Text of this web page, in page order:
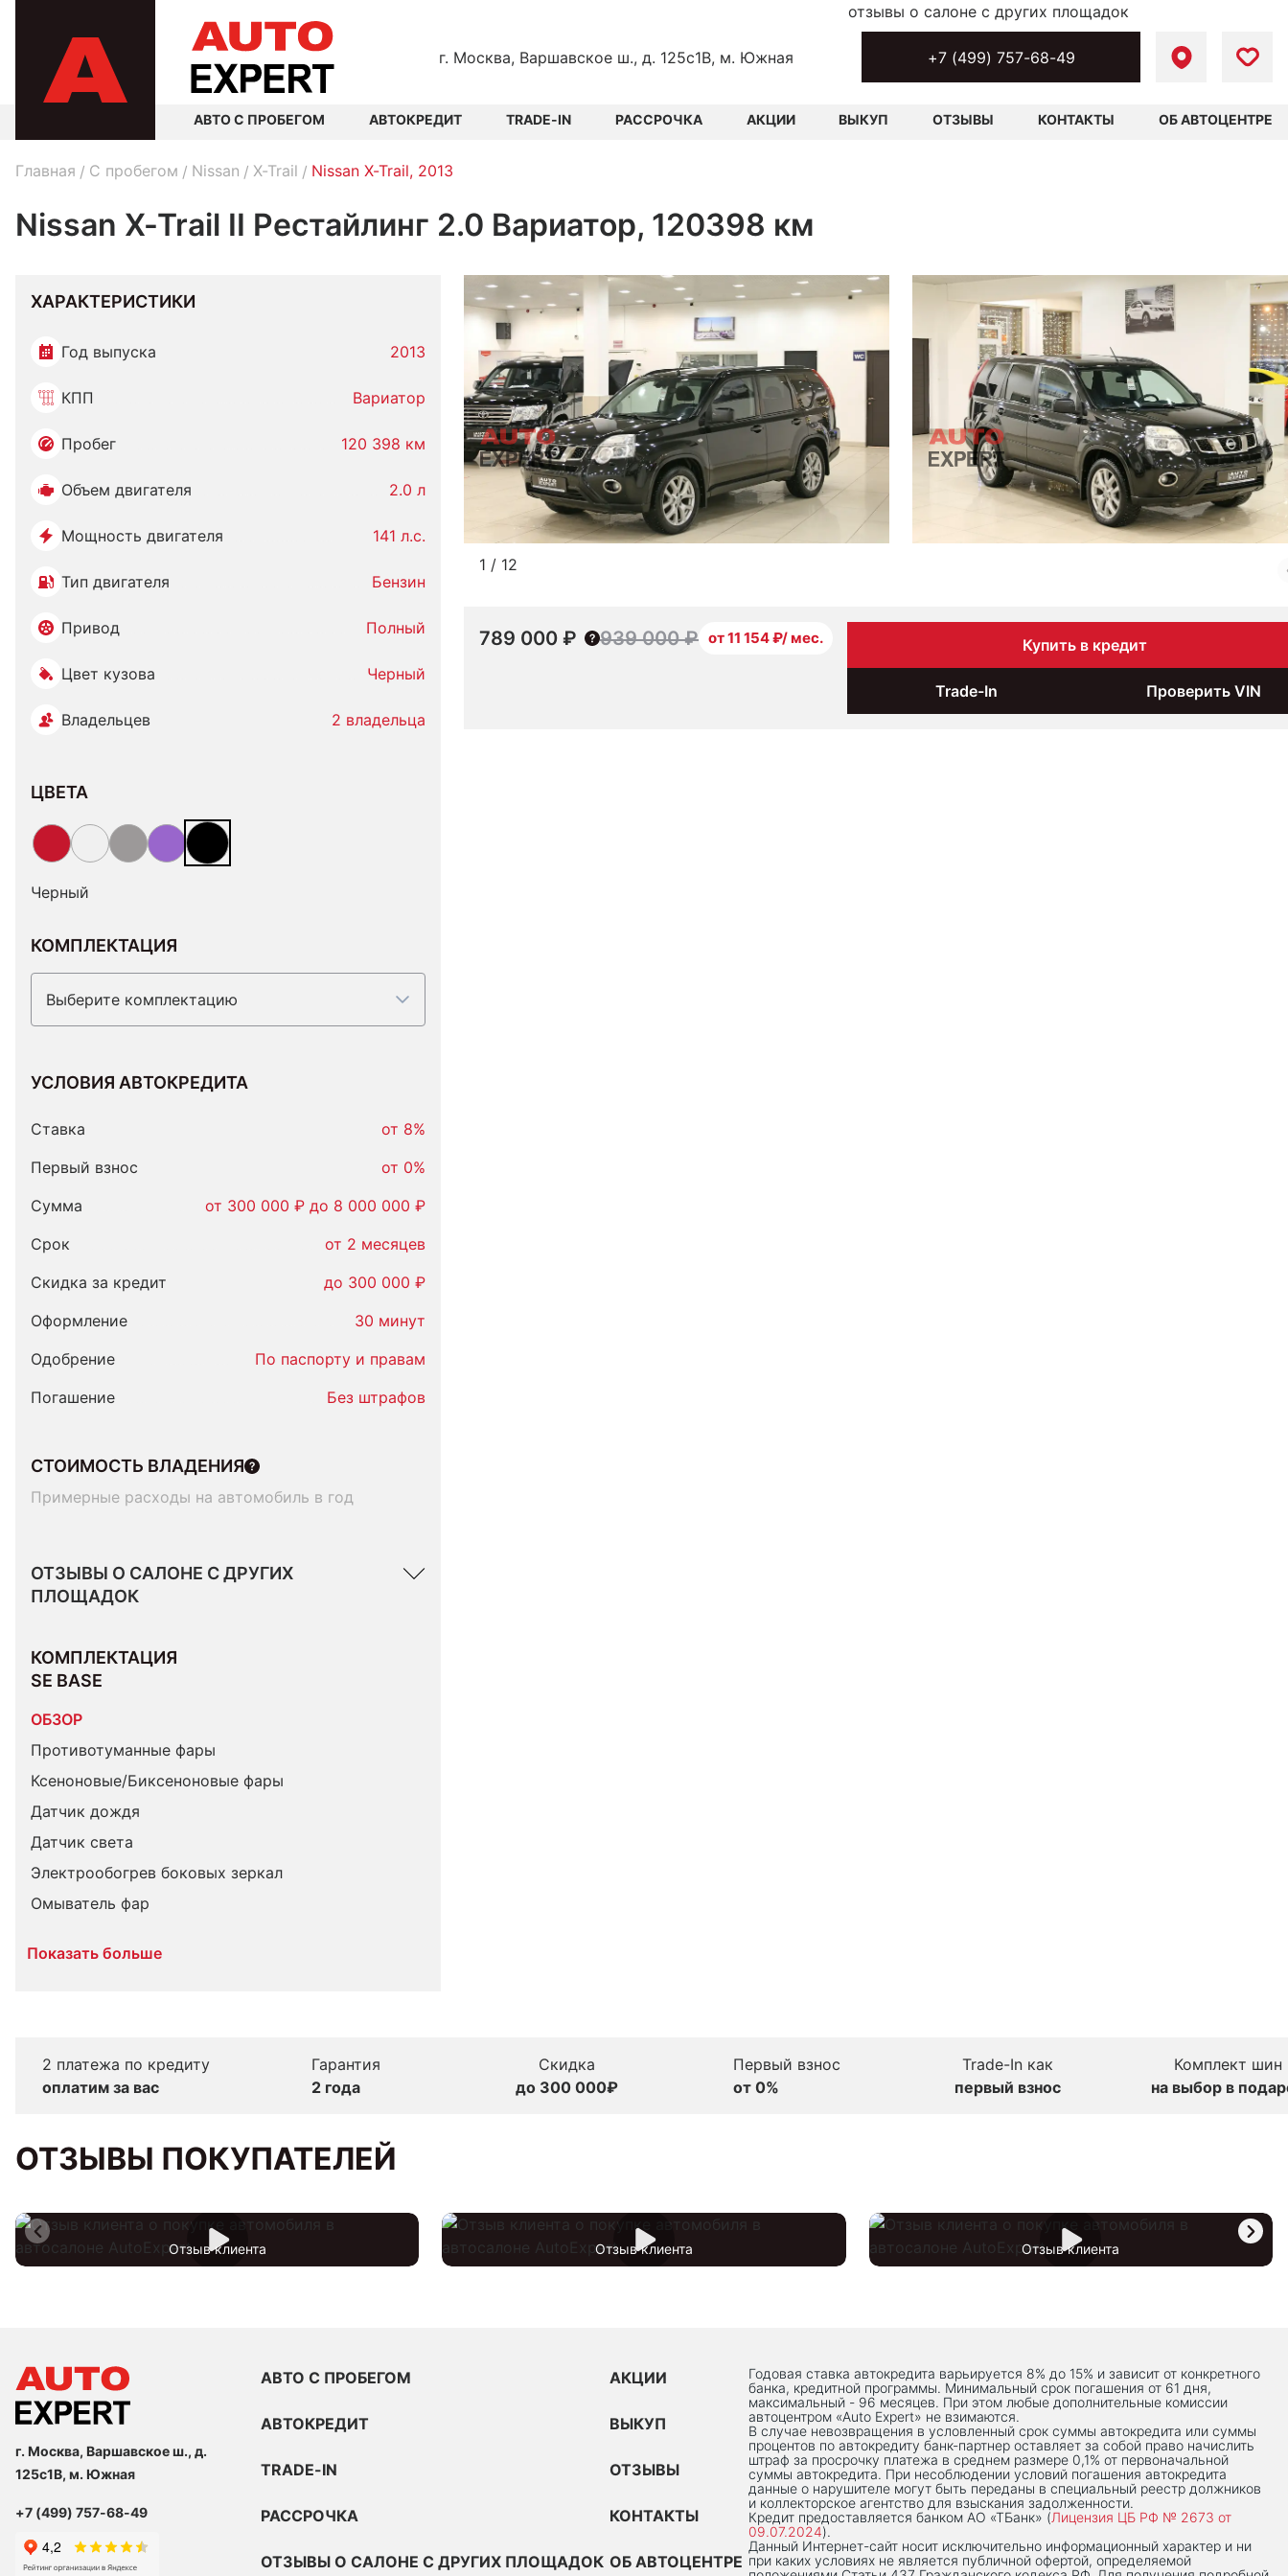
г. Москва, Варшавское ш., д. 125с1В, м. Южная +7 (499) 757-68-49
АВТО С ПРОБЕГОМ АВТОКРЕДИТ TRADE-IN РАССРОЧКА АКЦИИ ВЫКУП ОТЗЫВЫ КОНТАКТЫ ОБ АВТОЦЕНТРЕ
отзывы о салоне с других площадок
Главная C пробегом Nissan X-Trail Nissan X-Trail, 2013
Nissan X-Trail II Рестайлинг 2.0 Вариатор, 120398 км
ХАРАКТЕРИСТИКИ
Год выпуска 2013
КПП Вариатор
Пробег 120 398 км
Объем двигателя 2.0 л
Мощность двигателя 141 л.с.
Тип двигателя Бензин
Привод Полный
Цвет кузова Черный
Владельцев 2 владельца
ЦВЕТА
Черный
КОМПЛЕКТАЦИЯ
Выберите комплектацию
УСЛОВИЯ АВТОКРЕДИТА
Ставка
от 8%
Первый взнос
от 0%
Сумма
от 300 000 ₽ до 8 000 000 ₽
Срок
от 2 месяцев
Скидка за кредит
до 300 000 ₽
Оформление
30 минут
Одобрение
По паспорту и правам
Погашение
Без штрафов
СТОИМОСТЬ ВЛАДЕНИЯ
Примерные расходы на автомобиль в год
ОТЗЫВЫ О САЛОНЕ С ДРУГИХ
ПЛОЩАДОК
КОМПЛЕКТАЦИЯ
SE BASE
ОБЗОР
Противотуманные фары
Ксеноновые/Биксеноновые фары
Датчик дождя
Датчик света
Электрообогрев боковых зеркал
Омыватель фар
Показать больше
1 / 12
789 000 ₽ 939 000 ₽ от 11 154 ₽/ мес. Купить в кредит
Trade-In Проверить VIN
2 платежа по кредиту
оплатим за вас
Гарантия
2 года
Скидка
до 300 000₽
Первый взнос
от 0%
Trade-In как
первый взнос
Комплект шин
на выбор в
ОТЗЫВЫ ПОКУПАТЕЛЕЙ
Отзыв клиента Отзыв клиента Отзыв клиента
г. Москва, Варшавское ш., д.
125с1В, м. Южная
+7 (499) 757-68-49
АВТО С ПРОБЕГОМ
АВТОКРЕДИТ
TRADE-IN
РАССРОЧКА
ОТЗЫВЫ О САЛОНЕ С ДРУГИХ ПЛОЩАДОК
АКЦИИ
ВЫКУП
ОТЗЫВЫ
КОНТАКТЫ
ОБ АВТОЦЕНТРЕ
Годовая ставка автокредита варьируется 8% до 15% и зависит от конкретного
банка, кредитной программы. Минимальный срок погашения от 61 дня,
максимальный - 96 месяцев. При этом любые дополнительные комиссии
автоцентром «Auto Expert» не взимаются.
В случае невозвращения в условленный срок суммы автокредита или суммы
процентов по автокредиту банк-партнер оставляет за собой право начислить
штраф за просрочку платежа в среднем размере 0,1% от первоначальной
суммы автокредита. При несоблюдении условий погашения автокредита
данные о нарушителе могут быть переданы в специальный реестр должников
и коллекторское агентство для взыскания задолженности.
Кредит предоставляется банком АО «ТБанк» (Лицензия ЦБ РФ № 2673 от
09.07.2024).
Данный Интернет-сaйт носит исключительно информационный характер и ни
при каких условиях не является публичной офертой, определяемой